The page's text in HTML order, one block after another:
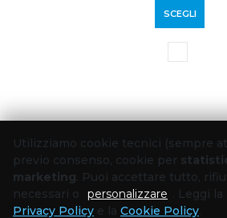
SCEGLI
Utilizziamo cookie tecnici (sempre
previo consenso, cookie per
marketing. Puoi accettare tutto,
necessari o
personalizzare . Leggi
Privacy Policy e la Cookie Policy.